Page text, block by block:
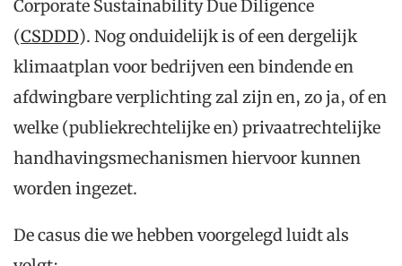
Corporate Sustainability Due Diligence
(CSDDD). Nog onduidelijk is of een dergelijk
klimaatplan voor bedrijven een bindende en
afdwingbare verplichting zal zijn en, zo ja, of en
welke (publiekrechtelijke en) privaatrechtelijke
handhavingsmechanismen hiervoor kunnen
worden ingezet.
De casus die we hebben voorgelegd luidt als